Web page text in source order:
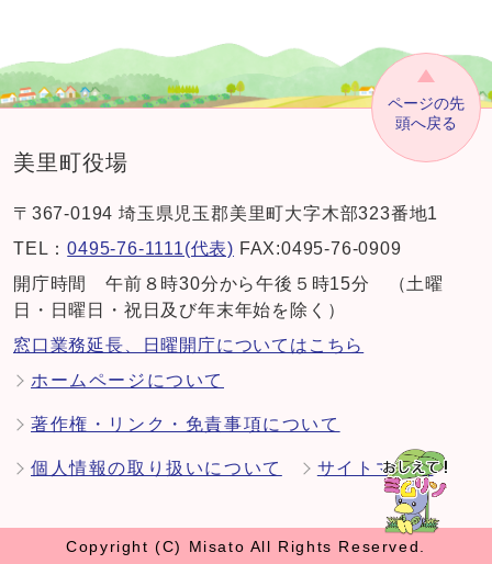
ページの先
頭へ戻る
美里町役場
〒367-0194 埼玉県児玉郡美里町大字木部323番地1
TEL：0495-76-1111(代表) FAX:0495-76-0909
開庁時間 午前８時30分から午後５時15分 （土曜
日・日曜日・祝日及び年末年始を除く）
窓口業務延長、日曜開庁についてはこちら
ホームページについて
著作権・リンク・免責事項について
個人情報の取り扱いについて サイトマップ
Copyright (C) Misato All Rights Reserved.